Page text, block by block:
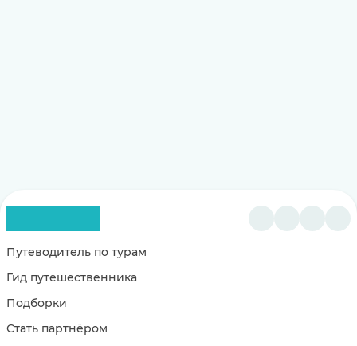
Путеводитель по турам
Гид путешественника
Подборки
Стать партнёром